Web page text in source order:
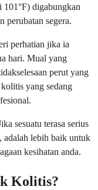
101°F) digabungkan
perubatan segera.
perhatian jika ia
hari. Mual yang
perut yang
yang sedang
sesuatu terasa serius
adalah lebih baik untuk
kesihatan anda.
Kolitis?